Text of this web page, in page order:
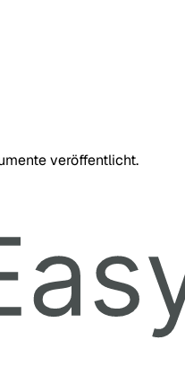
veröffentlicht.